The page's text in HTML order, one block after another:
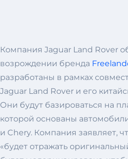
Компания Jaguar Land Rover
возрождении бренда
разработаны в рамках
Jaguar Land Rover и его
Они будут базироваться на
которой основаны
и Chery. Компания заявляет,
«будет отражать